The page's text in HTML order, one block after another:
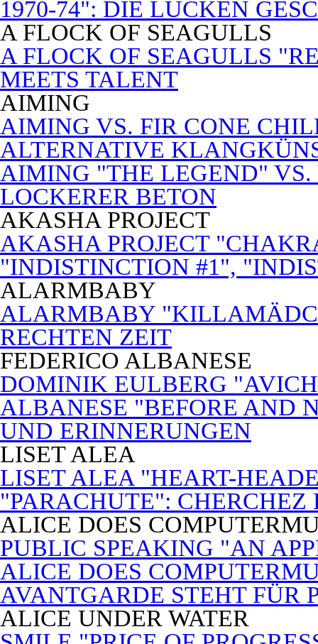
1970-74": DIE LÜCKEN
A FLOCK OF SEAGULLS
A FLOCK OF SEAGULLS
MEETS TALENT
AIMING
AIMING VS. FIR CONE
ALTERNATIVE
AIMING "THE LEGEND"
LOCKERER BETON
AKASHA PROJECT
AKASHA PROJECT
"INDISTINCTION #1",
ALARMBABY
ALARMBABY
RECHTEN ZEIT
FEDERICO ALBANESE
DOMINIK EULBERG
ALBANESE "BEFORE AND
UND ERINNERUNGEN
LISET ALEA
LISET ALEA "HEART-
"PARACHUTE": CHERCHEZ
ALICE DOES
PUBLIC SPEAKING "AN
ALICE DOES
AVANTGARDE STEHT FÜR
ALICE UNDER WATER